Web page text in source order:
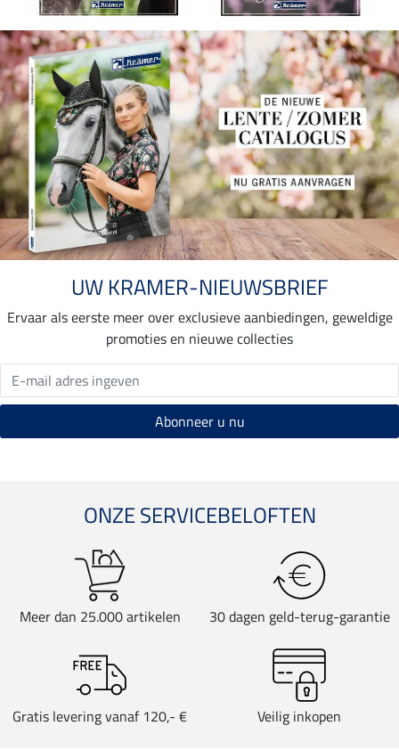
UW KRAMER-NIEUWSBRIEF
Ervaar als eerste meer over exclusieve aanbiedingen, geweldige
promoties en nieuwe collecties
ONZE SERVICEBELOFTEN
Meer dan 25.000 artikelen 30 dagen geld-terug-garantie
Gratis levering vanaf 120,- € Veilig inkopen